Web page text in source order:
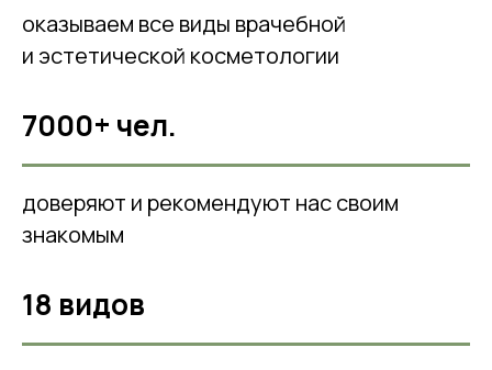
оказываем все виды врачебной
и эстетической косметологии
7000+ чел.
доверяют и рекомендуют нас своим
знакомым
18 видов